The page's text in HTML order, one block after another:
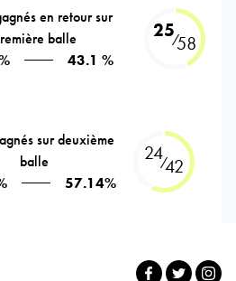
en retour sur
balle
43.1 %
25⁄58
sur deuxième
balle
57.14%
24⁄42